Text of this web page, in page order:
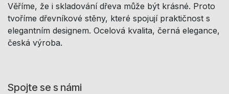
Věříme, že i skladování dřeva může být krásné. Proto
tvoříme dřevníkové stěny, které spojují praktičnost s
elegantním designem. Ocelová kvalita, černá elegance,
česká výroba.
Spojte se s námi